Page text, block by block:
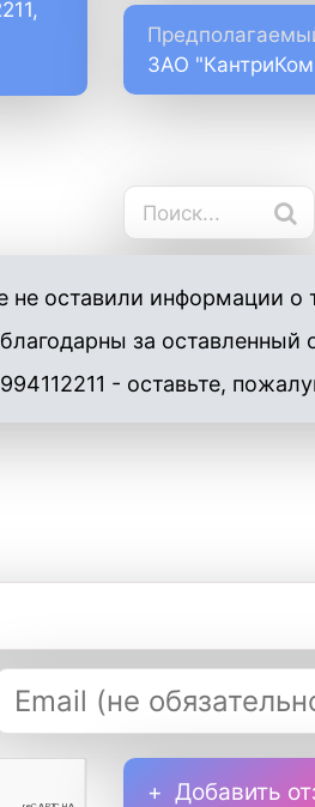
ЗАО
оставили информации о
за
- оставьте,
Добавить